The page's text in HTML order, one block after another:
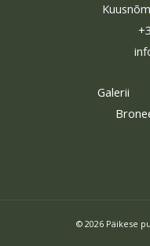
Galerii
© 2026 Päikese